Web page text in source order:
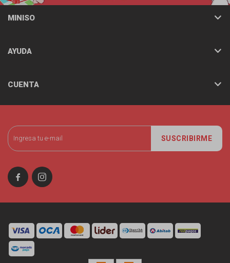
SUSCRIBIRME
 
MINISO
AYUDA
CUENTA